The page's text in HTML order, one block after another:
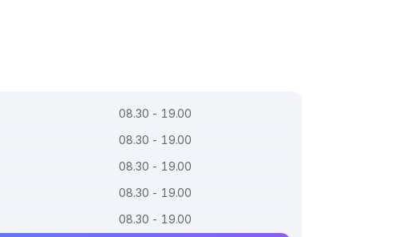
08.30 - 19.00
08.30 - 19.00
08.30 - 19.00
08.30 - 19.00
08.30 - 19.00